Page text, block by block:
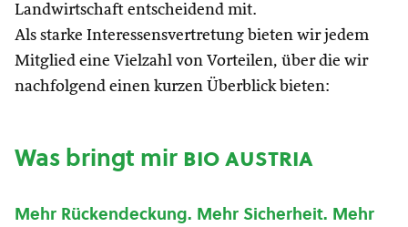
Landwirtschaft entscheidend mit.
Als starke Interessensvertretung bieten wir jedem
Mitglied eine Vielzahl von Vorteilen, über die wir
nachfolgend einen kurzen Überblick bieten:
Was bringt mirbio austria
Mehr Rückendeckung. Mehr Sicherheit. Mehr